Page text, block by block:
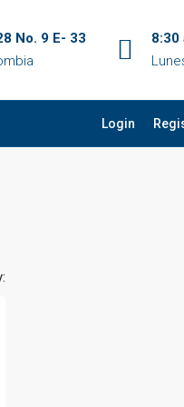
No. 9 E- 33
8:30
Login